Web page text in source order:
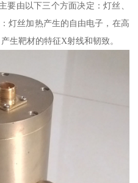
要由以下三个方面决定：灯丝、
灯丝加热产生的自由电子，在高
生靶材的特征X射线和韧致。